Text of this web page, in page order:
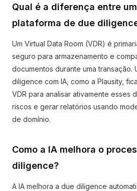
Qual é a diferença entre um
plataforma de due
Um Virtual Data Room (VDR) é
seguro para armazenamento e
documentos durante uma transação.
diligence com IA, como a Plausity,
VDR para analisar ativamente esses
riscos e gerar relatórios usando
de domínio.
Como a IA melhora o
diligence?
A IA melhora a due diligence